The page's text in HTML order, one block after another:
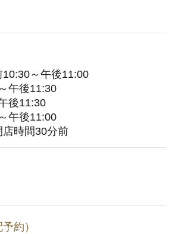
わせフォーム
よくあるご質問
関するお問い合わせ
こちら)
お問い合わせ
～午後11:00
午後11:30
後11:30
午後11:00
時間30分前
約）